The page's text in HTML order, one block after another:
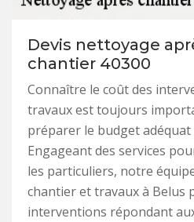
Devis nettoyage
chantier 40300
Connaître le coût des
travaux est toujours
préparer le budget
Engageant des services
les particuliers, notre
chantier et travaux à Belus
interventions répondant